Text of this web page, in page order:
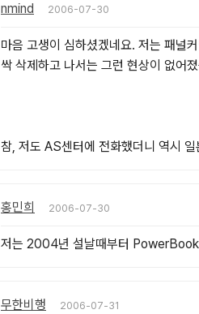
nmind 2006-07-30
마음 고생이 심하셨겠네요. 저는 패널
싹 삭제하고 나서는 그런 현상이 없어
참, 저도 AS센터에 전화했더니 역시
홍민희 2006-07-30
저는 2004년 설날때부터 PowerBook
무한비행 2006-07-31